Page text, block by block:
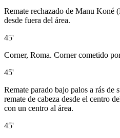
Remate rechazado de Manu Koné
desde fuera del área.
45'
Corner, Roma. Corner cometido
45'
Remate parado bajo palos a rás
remate de cabeza desde el centro
con un centro al área.
45'